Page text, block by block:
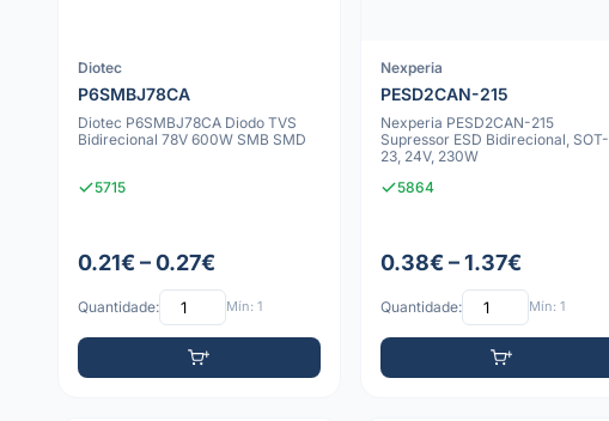
Diotec
P6SMBJ78CA
Diotec P6SMBJ78CA Diodo TVS
Bidirecional 78V 600W SMB SMD
5715
0.21€ – 0.27€
Quantidade: Mín: 1
Nexperia
PESD2CAN-215
Nexperia PESD2CAN-215
Supressor ESD Bidirecional, SOT-
23, 24V, 230W
5864
0.38€ – 1.37€
Quantidade: Mín: 1